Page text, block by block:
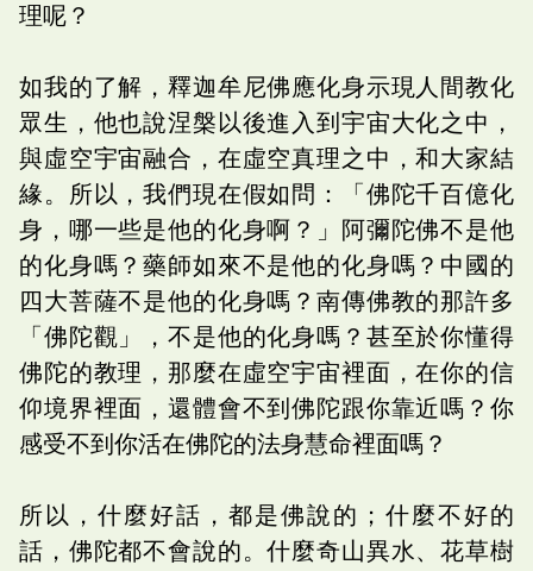
理呢？
如我的了解，釋迦牟尼佛應化身示現人間教化
眾生，他也說涅槃以後進入到宇宙大化之中，
與虛空宇宙融合，在虛空真理之中，和大家結
緣。所以，我們現在假如問：「佛陀千百億化
身，哪一些是他的化身啊？」阿彌陀佛不是他
的化身嗎？藥師如來不是他的化身嗎？中國的
四大菩薩不是他的化身嗎？南傳佛教的那許多
「佛陀觀」，不是他的化身嗎？甚至於你懂得
佛陀的教理，那麼在虛空宇宙裡面，在你的信
仰境界裡面，還體會不到佛陀跟你靠近嗎？你
感受不到你活在佛陀的法身慧命裡面嗎？
所以，什麼好話，都是佛說的；什麼不好的
話，佛陀都不會說的。什麼奇山異水、花草樹